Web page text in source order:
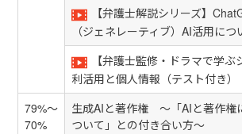
【弁護士解説シリーズ】
（ジェネレーティブ）AI活用につ
【弁護士監修・ドラマで学ぶ
利活用と個人情報（テスト付き）
79%～
70%
生成AIと著作権 ～「AIと著作権
ついて」との付き合い方～